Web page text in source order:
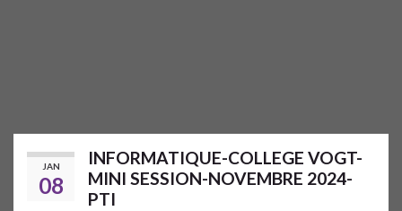
JAN
08
INFORMATIQUE-COLLEGE VOGT-
MINI SESSION-NOVEMBRE 2024-
PTI